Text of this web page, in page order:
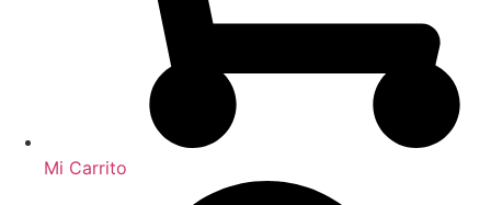
Mi Carrito